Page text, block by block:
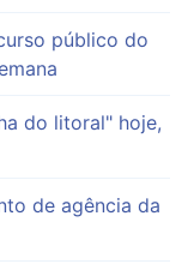
público do
do litoral" hoje,
de agência da